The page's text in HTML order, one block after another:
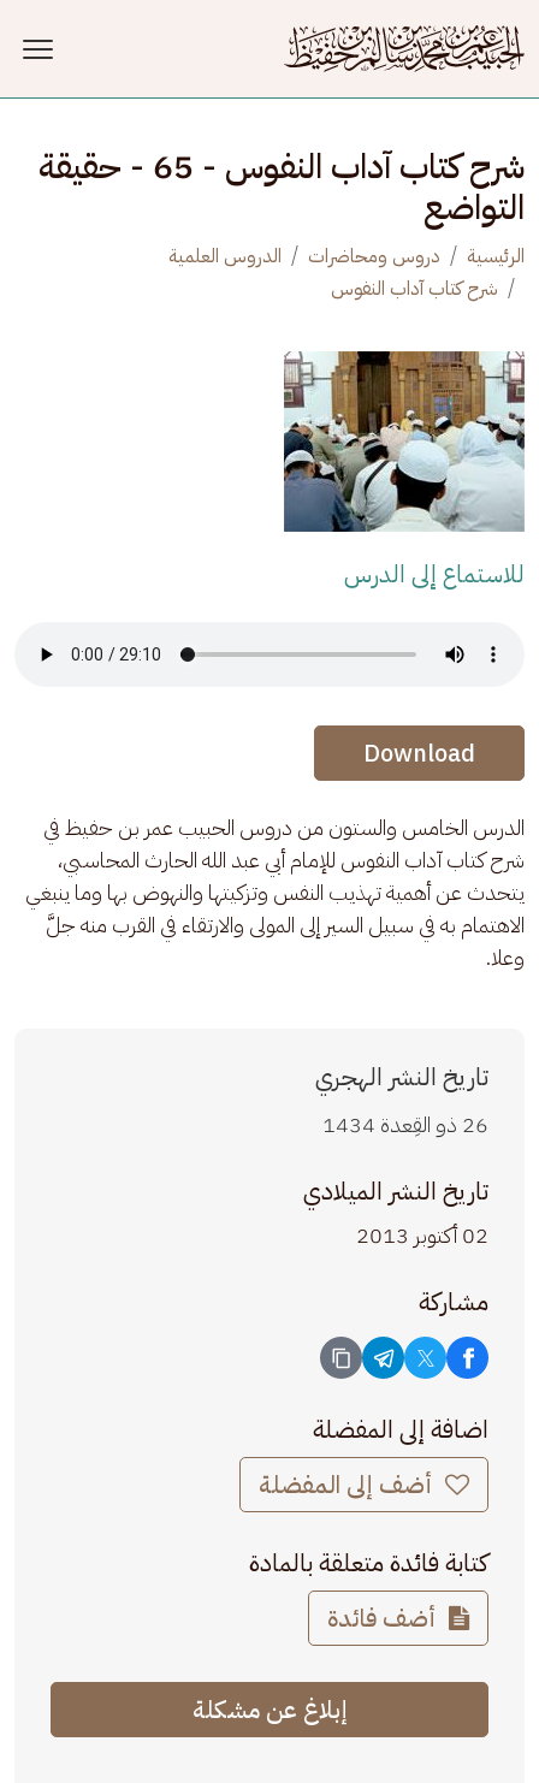
شرح كتاب آداب النفوس - 65 - حقيقة
التواضع
الرئيسية دروس ومحاضرات
الدروس العلمية
شرح كتاب آداب النفوس
للاستماع إلى الدرس
Audio Stream
Audio Stream
Download
الدرس الخامس والستون من دروس الحبيب عمر بن حفيظ في
شرح كتاب آداب النفوس للإمام أبي عبد الله الحارث المحاسبي،
يتحدث عن أهمية تهذيب النفس وتزكيتها والنهوض بها وما ينبغي
الاهتمام به في سبيل السير إلى المولى والارتقاء في القرب منه جلَّ
وعلا.
تاريخ النشر الهجري
26 ذو القِعدة 1434
تاريخ النشر الميلادي
02 أكتوبر 2013
مشاركة
اضافة إلى المفضلة
أضف إلى المفضلة
كتابة فائدة متعلقة بالمادة
أضف فائدة
إبلاغ عن مشكلة